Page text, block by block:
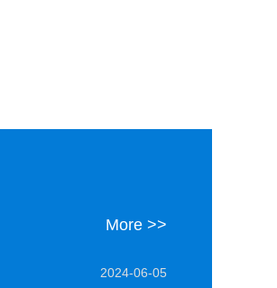
More >>
2024-06-05